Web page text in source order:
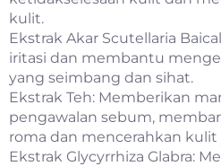
kulit.
Ekstrak Akar Scutellaria
iritasi dan membantu
yang seimbang dan sihat.
Ekstrak Teh: Memberikan
pengawalan sebum,
roma dan mencerahkan kulit
Ekstrak Glycyrrhiza Glabra: